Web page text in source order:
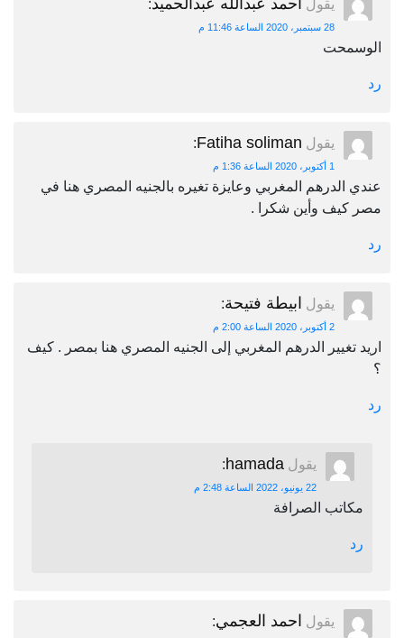
يقول أحمد عبدالله عبدالحميد:
28 سبتمبر، 2020 الساعة 11:46 م
الوسمحت
رد
يقول Fatiha soliman
:
1 أكتوبر، 2020 الساعة 1:36 م
عندي الدرهم المغربي وعايزة تغيره بالجنيه المصري هنا في
مصر كيف وأين شكرا .
رد
يقول ابيطة فتيحة:
2 أكتوبر، 2020 الساعة 2:00 م
اريد تغيير الدرهم المغربي إلى الجنيه المصري هنا بمصر . كيف
؟
رد
يقول hamada
:
22 يونيو، 2022 الساعة 2:48 م
مكاتب الصرافة
رد
يقول احمد العجمي: